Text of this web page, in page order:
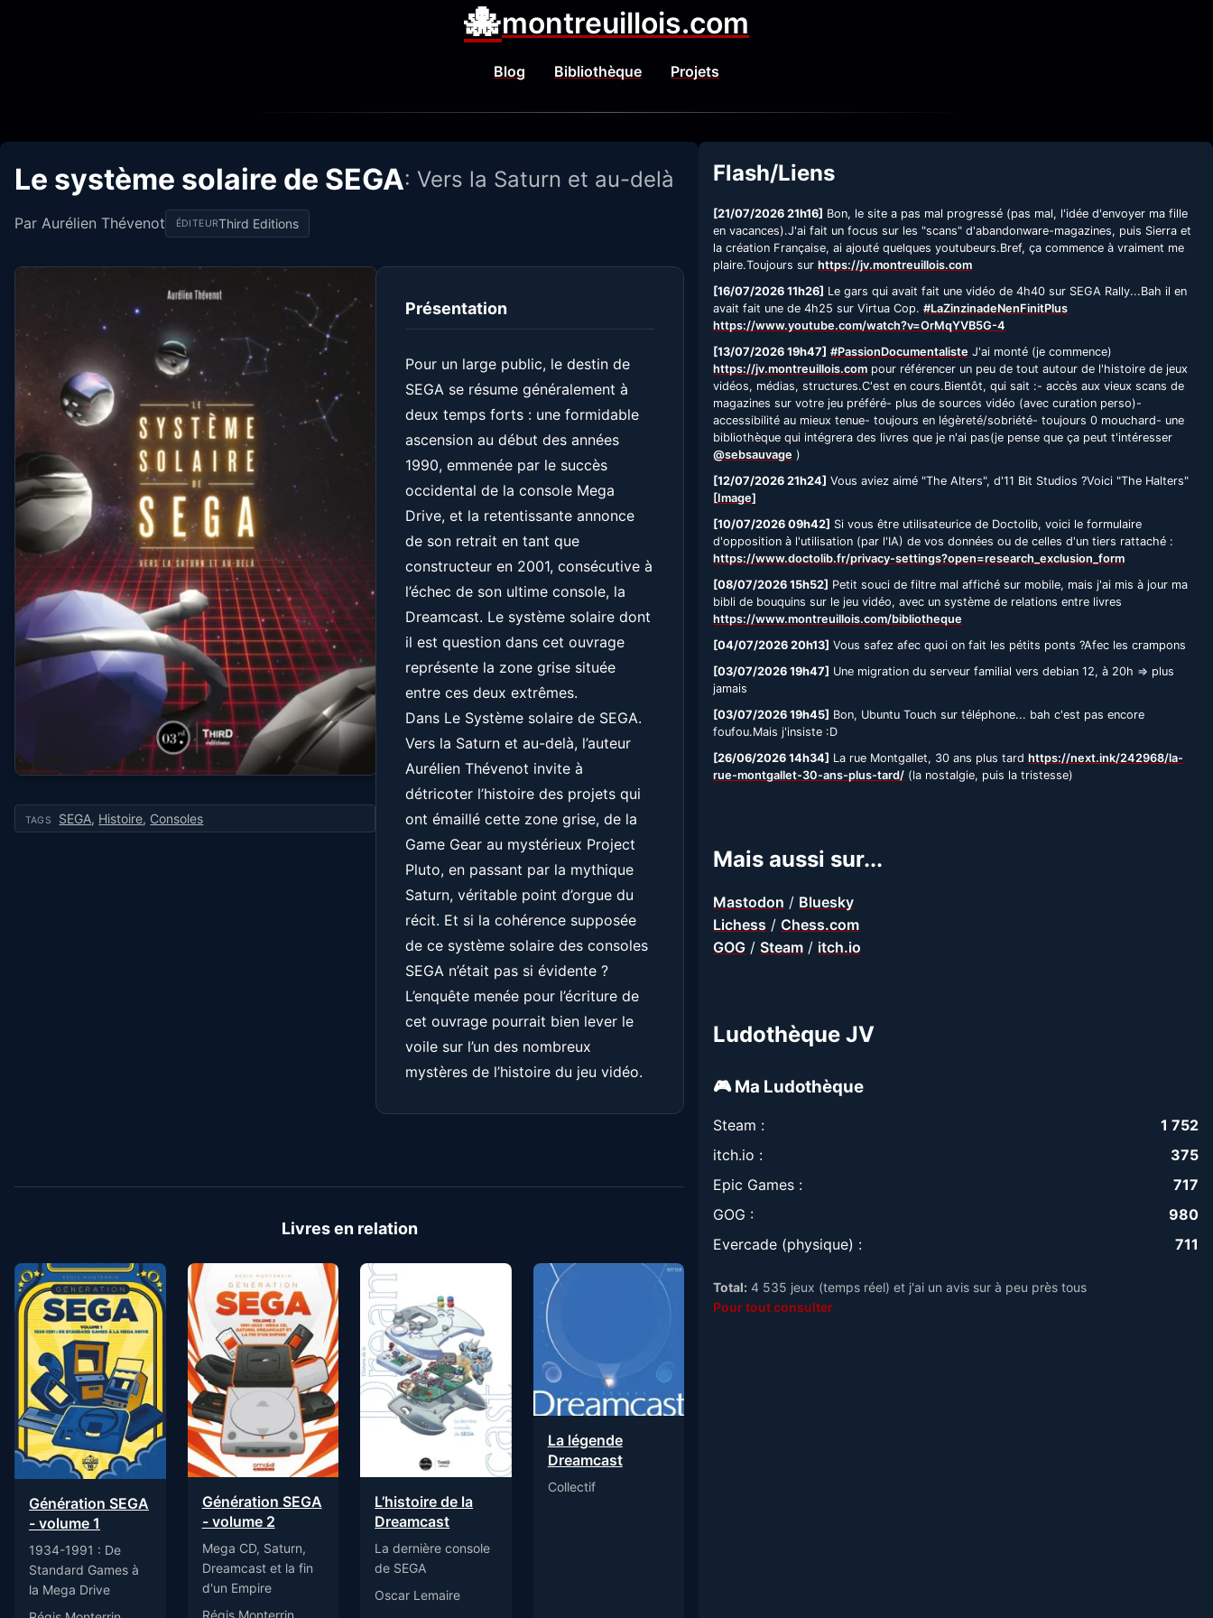
🐙montreuillois.com
Blog Bibliothèque Projets
Le système solaire de SEGA: Vers la Saturn et au-delà
Par Aurélien Thévenot ÉDITEURThird Editions
TAGS SEGA, Histoire, Consoles
Présentation
Pour un large public, le destin de
SEGA se résume généralement à
deux temps forts : une formidable
ascension au début des années
1990, emmenée par le succès
occidental de la console Mega
Drive, et la retentissante annonce
de son retrait en tant que
constructeur en 2001, consécutive à
l’échec de son ultime console, la
Dreamcast. Le système solaire dont
il est question dans cet ouvrage
représente la zone grise située
entre ces deux extrêmes.
Dans Le Système solaire de SEGA.
Vers la Saturn et au-delà, l’auteur
Aurélien Thévenot invite à
détricoter l’histoire des projets qui
ont émaillé cette zone grise, de la
Game Gear au mystérieux Project
Pluto, en passant par la mythique
Saturn, véritable point d’orgue du
récit. Et si la cohérence supposée
de ce système solaire des consoles
SEGA n’était pas si évidente ?
L’enquête menée pour l’écriture de
cet ouvrage pourrait bien lever le
voile sur l’un des nombreux
mystères de l’histoire du jeu vidéo.
Livres en relation
Génération SEGA
- volume 1
1934-1991 : De
Standard Games à
la Mega Drive
Génération SEGA
- volume 2
Mega CD, Saturn,
Dreamcast et la fin
d'un Empire
L’histoire de la
Dreamcast
La dernière console
de SEGA
Oscar Lemaire
La légende
Dreamcast
Collectif
Flash/Liens
[21/07/2026 21h16] Bon, le site a pas mal progressé (pas mal, l'idée d'envoyer ma fille
en vacances).J'ai fait un focus sur les "scans" d'abandonware-magazines, puis Sierra et
la création Française, ai ajouté quelques youtubeurs.Bref, ça commence à vraiment me
plaire.Toujours surhttps://jv.montreuillois.com
[16/07/2026 11h26] Le gars qui avait fait une vidéo de 4h40 sur SEGA Rally...Bah il en
avait fait une de 4h25 sur Virtua Cop.#LaZinzinadeNenFinitPlus
https://www.youtube.com/watch?v=OrMqYVB5G-4
[13/07/2026 19h47] #PassionDocumentaliste J'ai monté (je commence)
https://jv.montreuillois.com pour référencer un peu de tout autour de l'histoire de jeux
vidéos, médias, structures.C'est en cours.Bientôt, qui sait :- accès aux vieux scans de
magazines sur votre jeu préféré- plus de sources vidéo (avec curation perso)-
accessibilité au mieux tenue- toujours en légèreté/sobriété- toujours 0 mouchard- une
bibliothèque qui intégrera des livres que je n'ai pas(je pense que ça peut t'intéresser
@sebsauvage )
[12/07/2026 21h24] Vous aviez aimé "The Alters", d'11 Bit Studios ?Voici "The Halters"
[Image]
[10/07/2026 09h42] Si vous être utilisateurice de Doctolib, voici le formulaire
d'opposition à l'utilisation (par l'IA) de vos données ou de celles d'un tiers rattaché :
https://www.doctolib.fr/privacy-settings?open=research_exclusion_form
[08/07/2026 15h52] Petit souci de filtre mal affiché sur mobile, mais j'ai mis à jour ma
bibli de bouquins sur le jeu vidéo, avec un système de relations entre livres
https://www.montreuillois.com/bibliotheque
[04/07/2026 20h13] Vous safez afec quoi on fait les pétits ponts ?Afec les crampons
[03/07/2026 19h47] Une migration du serveur familial vers debian 12, à 20h => plus
jamais
[03/07/2026 19h45] Bon, Ubuntu Touch sur téléphone... bah c'est pas encore
foufou.Mais j'insiste :D
[26/06/2026 14h34] La rue Montgallet, 30 ans plus tardhttps://next.ink/242968/la-
rue-montgallet-30-ans-plus-tard/ (la nostalgie, puis la tristesse)
Mais aussi sur...
Mastodon / Bluesky
Lichess /Chess.com
GOG / Steam / itch.io
Ludothèque JV
🎮 Ma Ludothèque
Steam :
1 752
itch.io :
375
Epic Games :
717
GOG :
980
Evercade (physique) :
711
Total: 4 535 jeux (temps réel) et j'ai un avis sur à peu près tous
Pour tout consulter